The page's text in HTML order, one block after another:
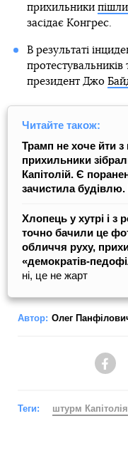
прихильники
засідає Конгрес.
В результаті
протестувальників
президент Джо
Читайте також:
Трамп не хоче йти
прихильники
Капітолій. Є
зачистила будівлю.
Хлопець у хутрі і з
точно бачили це
обличчя руху,
«демократів-
ні, це не жарт
Автор: Олег
Теги: штурм Капітолія